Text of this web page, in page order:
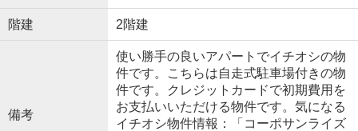
階建 2階建
備考
使い勝手の良いアパートでイチオシの物
件です。こちらは自走式駐車場付きの物
件です。クレジットカードで初期費用を
お支払いいただける物件です。気になる
イチオシ物件情報：「コーポサンライズ